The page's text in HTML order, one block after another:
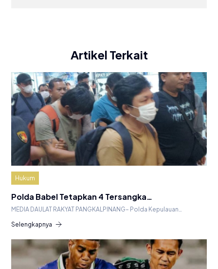
Artikel Terkait
Hukum
Polda Babel Tetapkan 4 Tersangka…
MEDIA DAULAT RAKYAT PANGKALPINANG– Polda Kepulauan…
Selengkapnya